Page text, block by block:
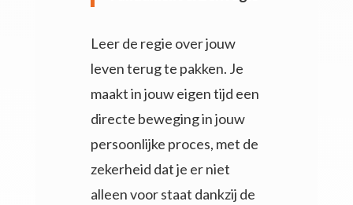
Leer de regie over jouw
leven terug te pakken. Je
maakt in jouw eigen tijd een
directe beweging in jouw
persoonlijke proces, met de
zekerheid dat je er niet
alleen voor staat dankzij de